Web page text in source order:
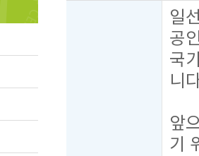
일
공
국
니
앞
기